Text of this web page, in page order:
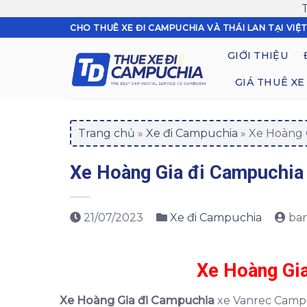
to
CHO THUÊ XE ĐI CAMPUCHIA VÀ THÁI LAN TẠI
GIỚI THIỆU
GIÁ THUÊ XE
Trang chủ » Xe đi Campuchia » Xe Hoàng
Xe Hoàng Gia đi
21/07/2023 Xe đi Campuchia
Xe Hoàng
Xe Hoàng Gia đi Campuchia xe Vanrec